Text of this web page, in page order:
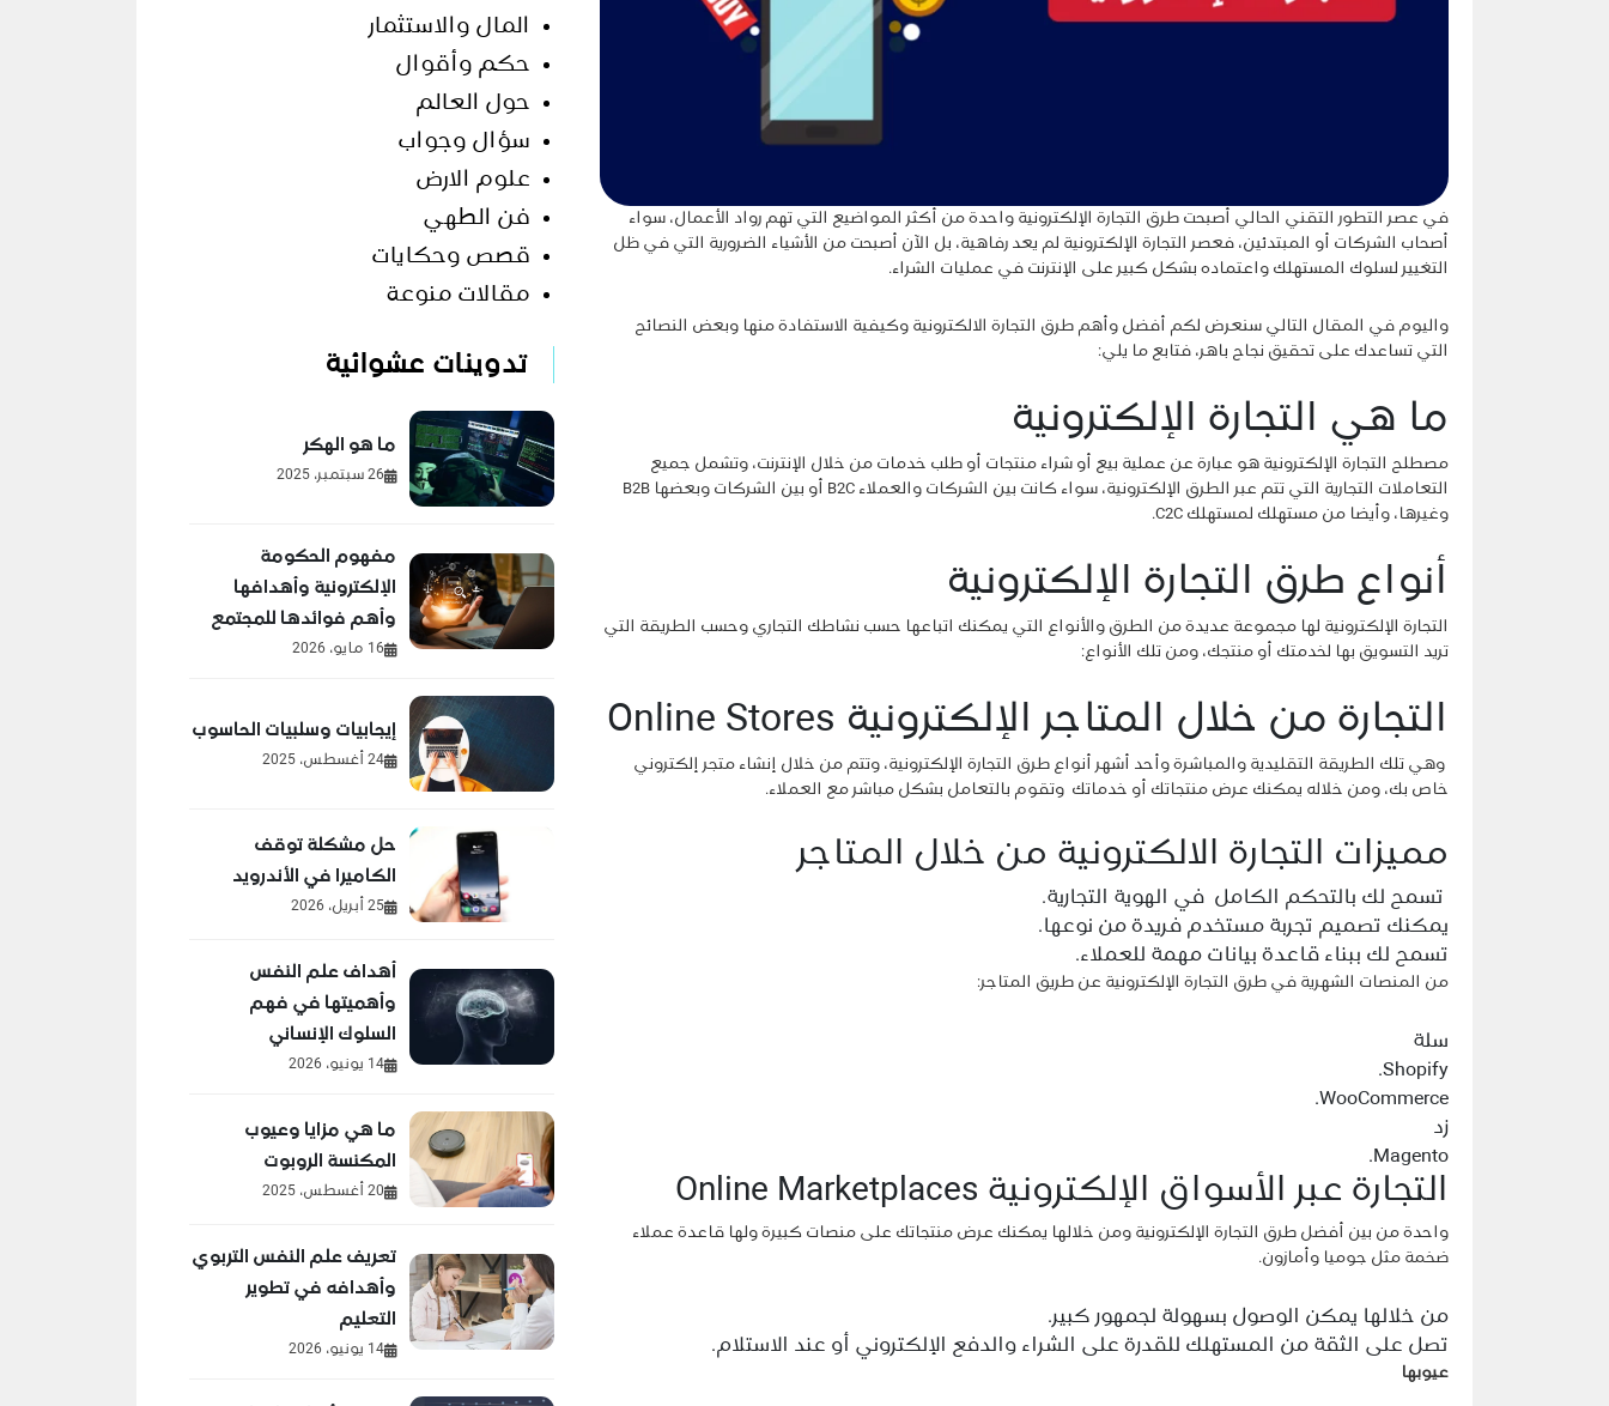
في عصر التطور التقني الحالي أصبحت طرق التجارة الإلكترونية واحدة من أكثر المواضيع التي تهم رواد الأعمال، سواء
أصحاب الشركات أو المبتدئين، فعصر التجارة الإلكترونية لم يعد رفاهية، بل الآن أصبحت من الأشياء الضرورية التي في ظل
التغيير لسلوك المستهلك واعتماده بشكل كبير على الإنترنت في عمليات الشراء.
واليوم في المقال التالي سنعرض لكم أفضل وأهم طرق التجارة الالكترونية وكيفية الاستفادة منها وبعض النصائح
التي تساعدك على تحقيق نجاح باهر، فتابع ما يلي:
ما هي التجارة الإلكترونية
مصطلح التجارة الإلكترونية هو عبارة عن عملية بيع أو شراء منتجات أو طلب خدمات من خلال الإنترنت، وتشمل جميع
التعاملات التجارية التي تتم عبر الطرق الإلكترونية، سواء كانت بين الشركات والعملاء B2C أو بين الشركات وبعضها B2B
وغيرها، وأيضا من مستهلك لمستهلك C2C.
أنواع طرق التجارة الإلكترونية
التجارة الإلكترونية لها مجموعة عديدة من الطرق والأنواع التي يمكنك اتباعها حسب نشاطك التجاري وحسب الطريقة التي
تريد التسويق بها لخدمتك أو منتجك، ومن تلك الأنواع:
التجارة من خلال المتاجر الإلكترونية Online Stores
وهي تلك الطريقة التقليدية والمباشرة وأحد أشهر أنواع طرق التجارة الإلكترونية، وتتم من خلال إنشاء متجر إلكتروني
خاص بك، ومن خلاله يمكنك عرض منتجاتك أو خدماتك وتقوم بالتعامل بشكل مباشر مع العملاء.
مميزات التجارة الالكترونية من خلال المتاجر
تسمح لك بالتحكم الكامل في الهوية التجارية.
يمكنك تصميم تجربة مستخدم فريدة من نوعها.
تسمح لك ببناء قاعدة بيانات مهمة للعملاء.
من المنصات الشهرية في طرق التجارة الإلكترونية عن طريق المتاجر:
سلة
Shopify.
WooCommerce.
زد
Magento.
التجارة عبر الأسواق الإلكترونية Online Marketplaces
واحدة من بين أفضل طرق التجارة الإلكترونية ومن خلالها يمكنك عرض منتجاتك على منصات كبيرة ولها قاعدة عملاء
ضخمة مثل جوميا وأمازون.
من خلالها يمكن الوصول بسهولة لجمهور كبير.
تصل على الثقة من المستهلك للقدرة على الشراء والدفع الإلكتروني أو عند الاستلام.
عيوبها
المال والاستثمار
حكم وأقوال
حول العالم
سؤال وجواب
علوم الارض
فن الطهي
قصص وحكايات
مقالات منوعة
تدوينات عشوائية
ما هو الهكر
26 سبتمبر، 2025
مفهوم الحكومة
الإلكترونية وأهدافها
وأهم فوائدها للمجتمع
16 مايو، 2026
إيجابيات وسلبيات الحاسوب
24 أغسطس، 2025
حل مشكلة توقف
الكاميرا في الأندرويد
25 أبريل، 2026
أهداف علم النفس
وأهميتها في فهم
السلوك الإنساني
14 يونيو، 2026
ما هي مزايا وعيوب
المكنسة الروبوت
20 أغسطس، 2025
تعريف علم النفس التربوي
وأهدافه في تطوير
التعليم
14 يونيو، 2026